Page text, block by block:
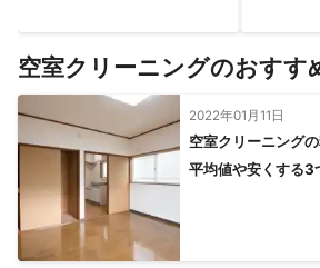
空室クリーニングのおすす
2022年01月11日
空室クリーニング
平均値や安くする3